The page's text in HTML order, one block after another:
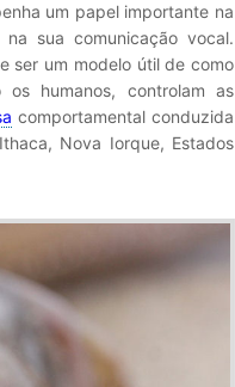
um papel importante na
sua comunicação vocal.
ser um modelo útil de como
humanos, controlam as
comportamental conduzida
Nova Iorque, Estados